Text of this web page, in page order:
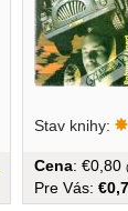
Stav knihy:
Cena: €0,80
Pre Vás: